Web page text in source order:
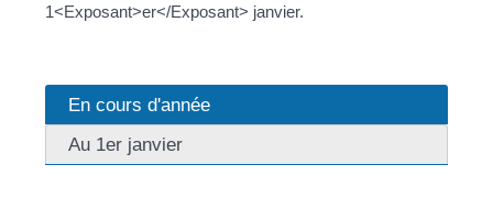
1<Exposant>er</Exposant> janvier.
En cours d'année
Au 1er janvier